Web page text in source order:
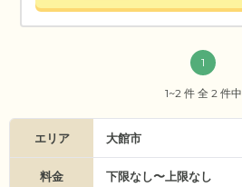
1
1~2 件 全 2 件中
エリア 大館市
料金 下限なし〜上限なし